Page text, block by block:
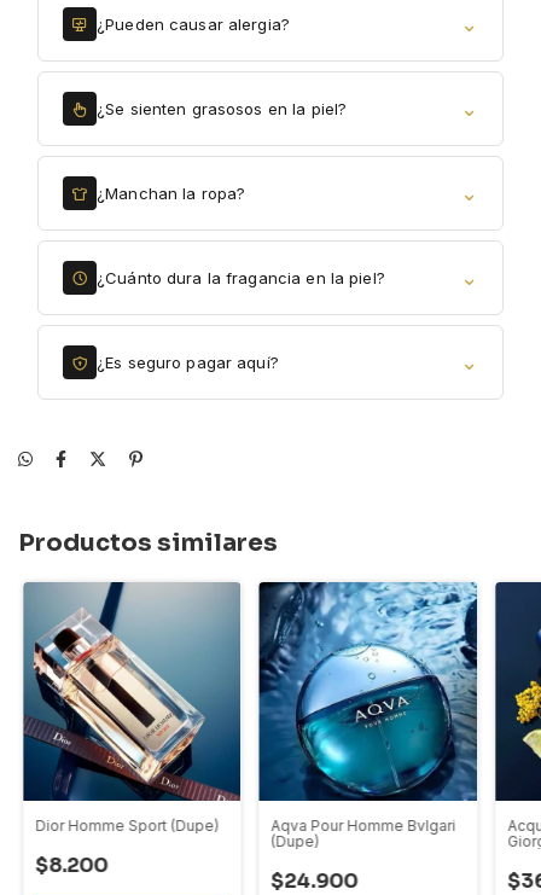
¿Pueden causar alergia? ⌄
¿Se sienten grasosos en la piel? ⌄
¿Manchan la ropa? ⌄
¿Cuánto dura la fragancia en la piel? ⌄
¿Es seguro pagar aquí? ⌄
Productos similares
Dior Homme Sport (Dupe)
$8.200
Aqva Pour Homme Bvlgari
(Dupe)
$24.900